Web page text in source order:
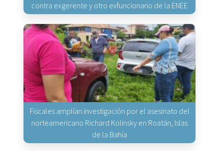
contra exgerente y otro exfuncionario de la ENEE
Fiscales amplían investigación por el asesinato del
norteamericano Richard Kolinsky en Roatán, Islas
de la Bahía